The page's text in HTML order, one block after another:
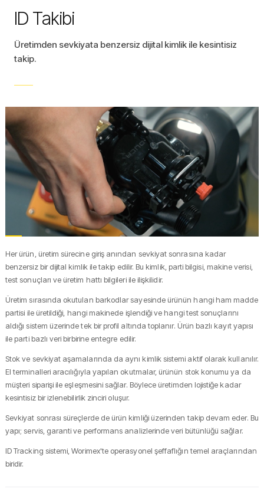
ID Takibi
Üretimden sevkiyata benzersiz dijital kimlik ile kesintisiz
takip.
Her ürün, üretim sürecine giriş anından sevkiyat sonrasına kadar
benzersiz bir dijital kimlik ile takip edilir. Bu kimlik, parti bilgisi, makine verisi,
test sonuçları ve üretim hattı bilgileri ile ilişkilidir.
Üretim sırasında okutulan barkodlar sayesinde ürünün hangi ham madde
partisi ile üretildiği, hangi makinede işlendiği ve hangi test sonuçlarını
aldığı sistem üzerinde tek bir profil altında toplanır. Ürün bazlı kayıt yapısı
ile parti bazlı veri birbirine entegre edilir.
Stok ve sevkiyat aşamalarında da aynı kimlik sistemi aktif olarak kullanılır.
El terminalleri aracılığıyla yapılan okutmalar, ürünün stok konumu ya da
müşteri siparişi ile eşleşmesini sağlar. Böylece üretimden lojistiğe kadar
kesintisiz bir izlenebilirlik zinciri oluşur.
Sevkiyat sonrası süreçlerde de ürün kimliği üzerinden takip devam eder. Bu
yapı; servis, garanti ve performans analizlerinde veri bütünlüğü sağlar.
ID Tracking sistemi, Worimex'te operasyonel şeffaflığın temel araçlarından
biridir.